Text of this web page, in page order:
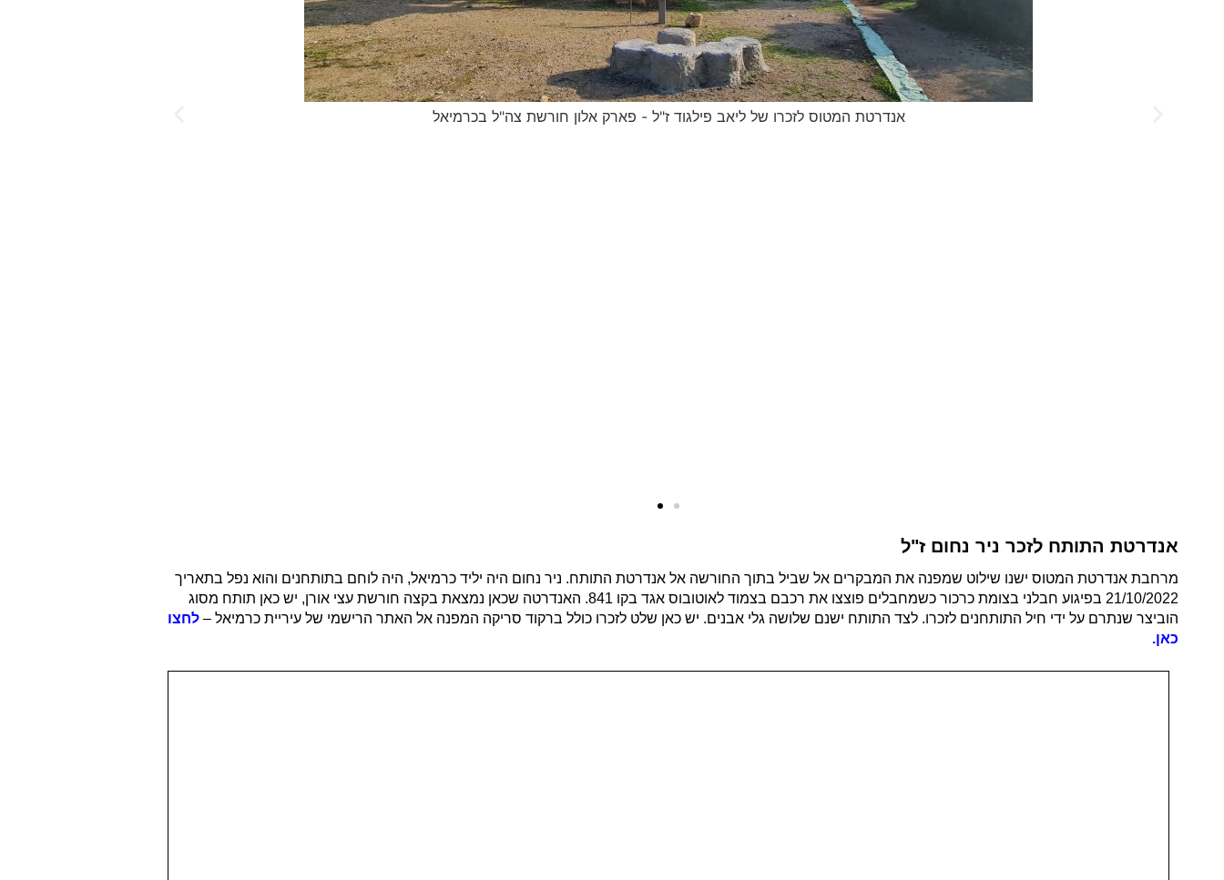
אנדרטת המטוס לזכרו של ליאב פילגוד ז"ל - פארק אלון חורשת צה"ל בכרמיאל
אנדרטת התותח לזכר ניר נחום ז"ל
מרחבת אנדרטת המטוס ישנו שילוט שמפנה את המבקרים אל שביל בתוך החורשה אל אנדרטת התותח. ניר נחום היה יליד כרמיאל, היה לוחם בתותחנים והוא נפל בתאריך
21/10/2022 בפיגוע חבלני בצומת כרכור כשמחבלים פוצצו את רכבם בצמוד לאוטובוס אגד בקו 841. האנדרטה שכאן נמצאת בקצה חורשת עצי אורן, יש כאן תותח מסוג
הוביצר שנתרם על ידי חיל התותחנים לזכרו. לצד התותח ישנם שלושה גלי אבנים. יש כאן שלט לזכרו כולל ברקוד סריקה המפנה אל האתר הרישמי של עיריית כרמיאל – לחצו
כאן.